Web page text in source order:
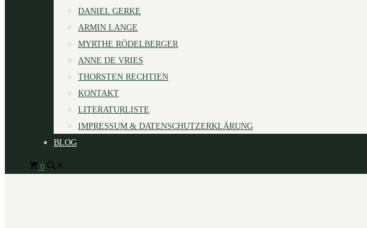
DANIEL GERKE
ARMIN LANGE
MYRTHE RÖDELBERGER
ANNE DE VRIES
THORSTEN RECHTIEN
KONTAKT
LITERATURLISTE
IMPRESSUM & DATENSCHUTZERKLÄRUNG
BLOG
0